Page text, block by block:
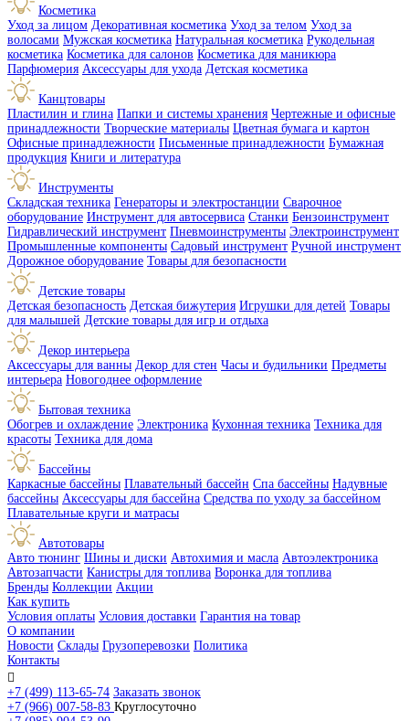
Косметика
Уход за лицом Декоративная косметика Уход за телом Уход за
волосами Мужская косметика Натуральная косметика Рукодельная
косметика Косметика для салонов Косметика для маникюра
Парфюмерия Аксессуары для ухода Детская косметика
Канцтовары
Пластилин и глина Папки и системы хранения Чертежные и офисные
принадлежности Творческие материалы Цветная бумага и картон
Офисные принадлежности Письменные принадлежности Бумажная
продукция Книги и литература
Инструменты
Складская техника Генераторы и электростанции Сварочное
оборудование Инструмент для автосервиса Станки Бензоинструмент
Гидравлический инструмент Пневмоинструменты Электроинструмент
Промышленные компоненты Садовый инструмент Ручной инструмент
Дорожное оборудование Товары для безопасности
Детские товары
Детская безопасность Детская бижутерия Игрушки для детей Товары
для малышей Детские товары для игр и отдыха
Декор интерьера
Аксессуары для ванны Декор для стен Часы и будильники Предметы
интерьера Новогоднее оформление
Бытовая техника
Обогрев и охлаждение Электроника Кухонная техника Техника для
красоты Техника для дома
Бассейны
Каркасные бассейны Плавательный бассейн Спа бассейны Надувные
бассейны Аксессуары для бассейна Средства по уходу за бассейном
Плавательные круги и матрасы
Автотовары
Авто тюнинг Шины и диски Автохимия и масла Автоэлектроника
Автозапчасти Канистры для топлива Воронка для топлива
Бренды Коллекции Акции
Как купить
Условия оплаты Условия доставки Гарантия на товар
О компании
Новости Склады Грузоперевозки Политика
Контакты

+7 (499) 113-65-74 Заказать звонок
+7 (966) 007-58-83 Круглосуточно